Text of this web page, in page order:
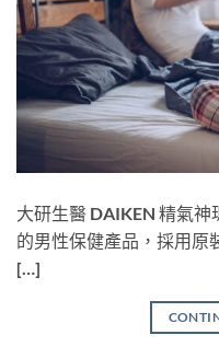
大研生醫 DAIKEN 精氣
的男性保健產品，採用原
[…]